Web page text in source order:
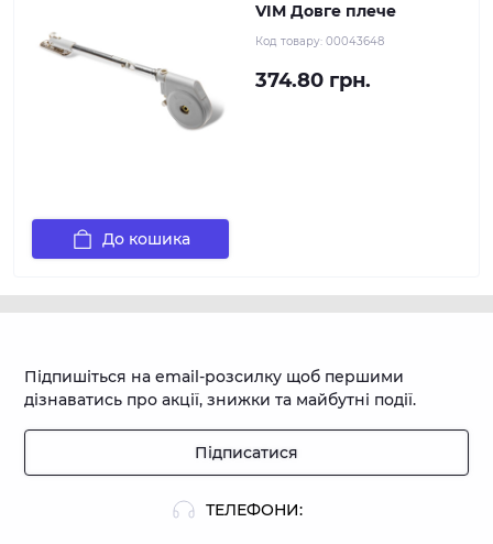
VIM Довге плече
Код товару: 00043648
374.80 грн.
До кошика
ТЕЛЕФОНИ:
Підпишіться на email-розсилку щоб першими
дізнаватись про акції, знижки та майбутні події.
Підписатися